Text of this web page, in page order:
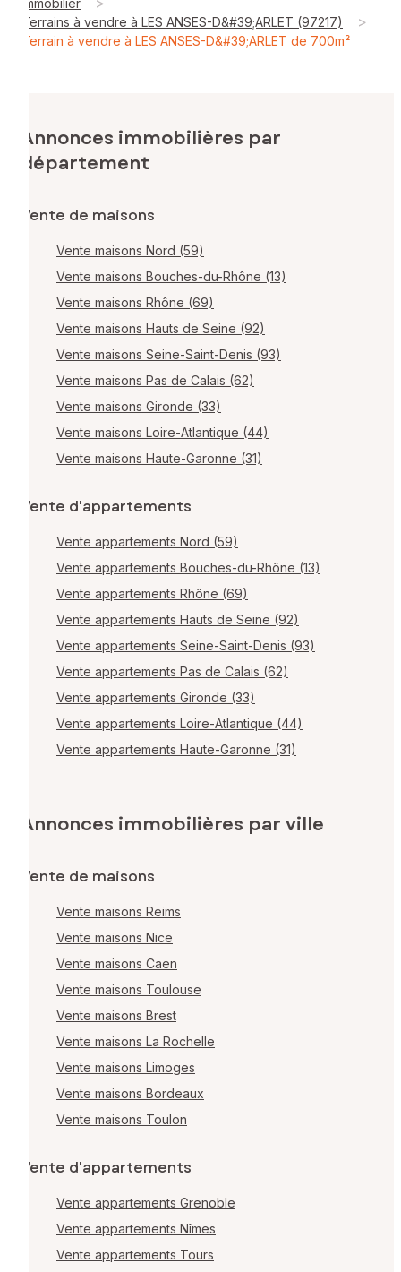
Immobilier
Terrains à vendre à LES ANSES-D&#39;ARLET (97217) >
Terrain à vendre à LES ANSES-D&#39;ARLET de 700m²
Annonces immobilières par
département
Vente de maisons
Vente maisons Nord (59)
Vente maisons Bouches-du-Rhône (13)
Vente maisons Rhône (69)
Vente maisons Hauts de Seine (92)
Vente maisons Seine-Saint-Denis (93)
Vente maisons Pas de Calais (62)
Vente maisons Gironde (33)
Vente maisons Loire-Atlantique (44)
Vente maisons Haute-Garonne (31)
Vente d'appartements
Vente appartements Nord (59)
Vente appartements Bouches-du-Rhône (13)
Vente appartements Rhône (69)
Vente appartements Hauts de Seine (92)
Vente appartements Seine-Saint-Denis (93)
Vente appartements Pas de Calais (62)
Vente appartements Gironde (33)
Vente appartements Loire-Atlantique (44)
Vente appartements Haute-Garonne (31)
Annonces immobilières par ville
Vente de maisons
Vente maisons Reims
Vente maisons Nice
Vente maisons Caen
Vente maisons Toulouse
Vente maisons Brest
Vente maisons La Rochelle
Vente maisons Limoges
Vente maisons Bordeaux
Vente maisons Toulon
Vente d'appartements
Vente appartements Grenoble
Vente appartements Nîmes
Vente appartements Tours